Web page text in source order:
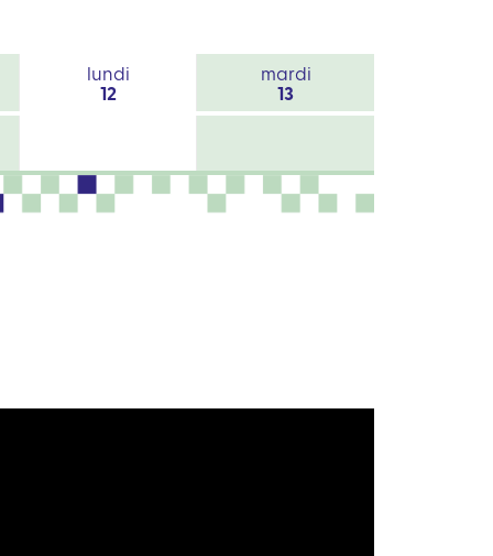
lundi
12
mardi
13